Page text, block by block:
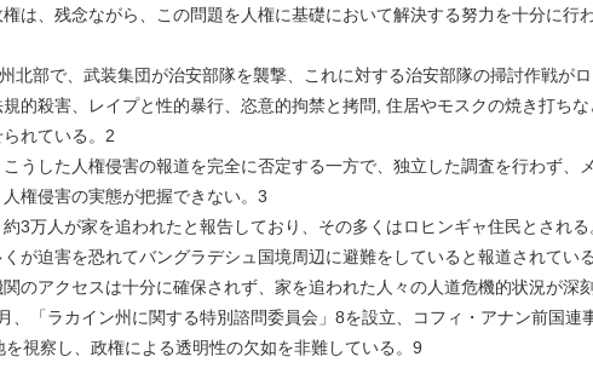
は、残念ながら、この問題を人権に基礎において解決する努力を十分に行
北部で、武装集団が治安部隊を襲撃、これに対する治安部隊の掃討作戦が
的殺害、レイプと性的暴行、恣意的拘禁と拷問, 住居やモスクの焼き打ち
れている。2
うした人権侵害の報道を完全に否定する一方で、独立した調査を行わず、
権侵害の実態が把握できない。3
3万人が家を追われたと報告しており、その多くはロヒンギャ住民とされる
が迫害を恐れてバングラデシュ国境周辺に避難をしていると報道されてい
のアクセスは十分に確保されず、家を追われた人々の人道危機的状況が深
、「ラカイン州に関する特別諮問委員会」8を設立、コフィ・アナン前国連
視察し、政権による透明性の欠如を非難している。9